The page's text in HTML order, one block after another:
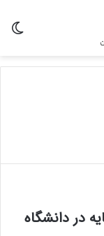
در دانشگاه